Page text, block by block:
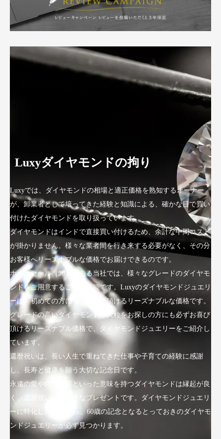
Luxyダイヤモンドの拘り
Luxyでは、ダイヤモンドの相場と適正価格を熟知するオーナー
が、卸業者として培ってきた経験と知識による、確かな目で買い
付けたダイヤモンドを取り扱っています。
ダイヤモンドはインドで直接買い付けるため、余計な中間コスト
が掛かりません。様々な業者間を行き来する必要がなく、その分
お客様へリーズナブルな価格でお届けできるのです。
ホールセール（卸）である当社では、様々なグレードのダイヤモ
ンドをご用意することが可能です。Luxyのダイヤモンドジュエリ
ーは、初めての方にも手にして頂けるリーズナブルな価格です。
グレードの高いダイヤモンドや大粒をお探しの方にも必ずお喜び
頂けるリーズナブル価格で、ダイヤモンドジュエリーをご紹介し
ています。
還暦祝いは、長い人生で重ねてきた仕事や子育ての経験に感謝
し、長寿と健康を願う大切な記念日です。
永遠の愛や絆、不屈といった意味を持つダイヤモンドは縁起が良
く、還暦祝いにも最適なプレゼントです。ダイヤモンドジュエリ
ーに特化したLuxyなら、60歳の記念となるとっておきのダイヤモ
ンドジュエリーが必ず見つかります。